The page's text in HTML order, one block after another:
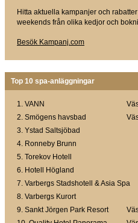
Hitta aktuella kampanjer och
weekends från olika kedjor och
Besök Kampanj.com
Top 10 spa-anläggningar
1. VANN
2. Smögens havsbad
3. Ystad Saltsjöbad
4. Ronneby Brunn
5. Torekov Hotell
6. Hotell Högland
7. Varbergs Stadshotell & Asia Spa
8. Varbergs Kurort
9. Sankt Jörgen Park Resort